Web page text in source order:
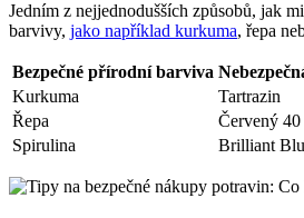
Jedním z nejjednodušších způsobů, jak
barvivy, jako například kurkuma, řepa
Bezpečné přírodní barviva
Kurkuma
Tartrazin
Řepa
Červený 40
Spirulina
Brilliant